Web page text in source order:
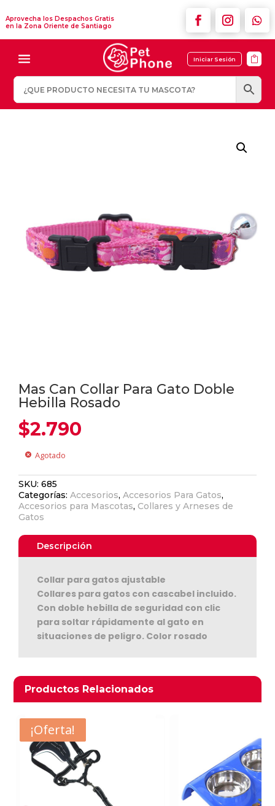
Aprovecha los Despachos Gratis
en la Zona Oriente de Santiago
Iniciar Sesión 
Ver Carrito
Mas Can Collar Para Gato Doble
Hebilla Rosado
$2.790
cancel Agotado
SKU:685
Categorías:Accesorios,Accesorios Para Gatos,
Accesorios para Mascotas, Collares y Arneses de
Gatos
Descripción
Collar para gatos ajustable
Collares para gatos con cascabel incluido.
Con doble hebilla de seguridad con clic
para soltar rápidamente al gato en
situaciones de peligro. Color rosado
Productos Relacionados
Productos relacionados
- $2.850
¡Oferta!